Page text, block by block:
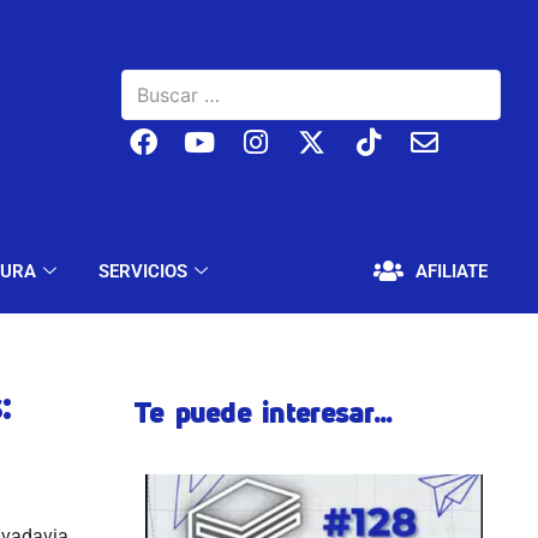
SERVICIOS AFILIATE
EDUCACIÓN Y CULTURA SERVICIOS
Te puede interesar...